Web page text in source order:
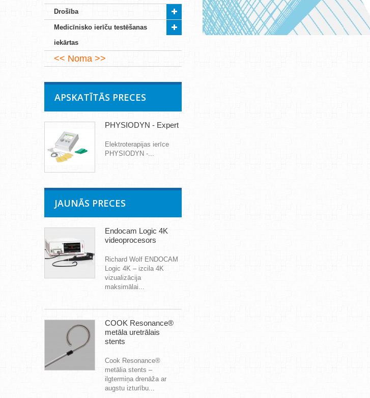
Drošība
Medicīnisko ierīču testēšanas
iekārtas
Noma
APSKATĪTĀS PRECES
PHYSIODYN - Expert
Elektroterapijas ierīce
PHYSIODYN -...
JAUNĀS PRECES
Endocam Logic 4K
videoprocesors
Richard Wolf ENDOCAM
Logic 4K – izcila 4K
vizualizācija
maksimālai...
COOK Resonance®
metāla uretrālais
stents
Cook Resonance®
metālia stents –
ilgtermiņa drenāža ar
augstu izturību...